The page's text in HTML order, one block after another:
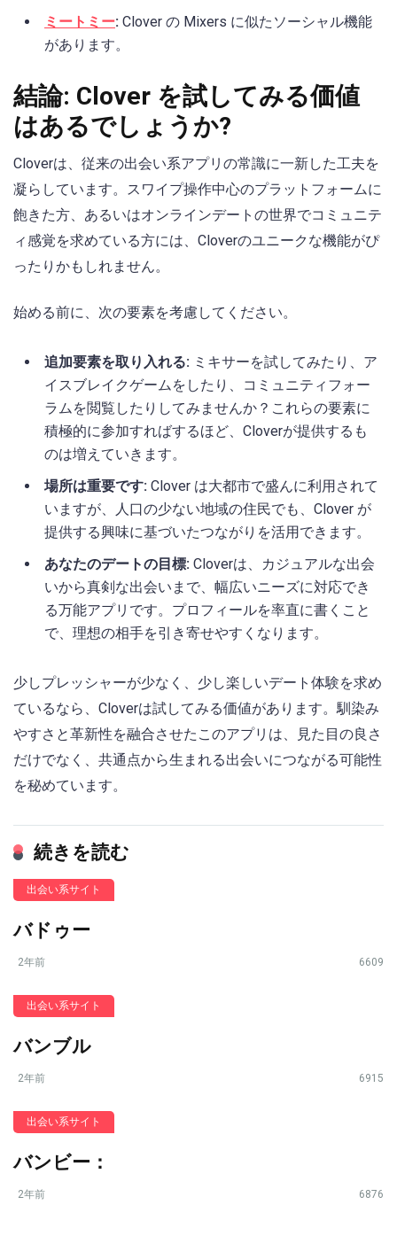
ミートミー: Clover の Mixers に似たソーシャル機能
があります。
結論: Clover を試してみる価値
はあるでしょうか?
Cloverは、従来の出会い系アプリの常識に一新した工夫を
凝らしています。スワイプ操作中心のプラットフォームに
飽きた方、あるいはオンラインデートの世界でコミュニテ
ィ感覚を求めている方には、Cloverのユニークな機能がぴ
ったりかもしれません。
始める前に、次の要素を考慮してください。
追加要素を取り入れる: ミキサーを試してみたり、ア
イスブレイクゲームをしたり、コミュニティフォー
ラムを閲覧したりしてみませんか？これらの要素に
積極的に参加すればするほど、Cloverが提供するも
のは増えていきます。
場所は重要です: Clover は大都市で盛んに利用されて
いますが、人口の少ない地域の住民でも、Clover が
提供する興味に基づいたつながりを活用できます。
あなたのデートの目標: Cloverは、カジュアルな出会
いから真剣な出会いまで、幅広いニーズに対応でき
る万能アプリです。プロフィールを率直に書くこと
で、理想の相手を引き寄せやすくなります。
少しプレッシャーが少なく、少し楽しいデート体験を求め
ているなら、Cloverは試してみる価値があります。馴染み
やすさと革新性を融合させたこのアプリは、見た目の良さ
だけでなく、共通点から生まれる出会いにつながる可能性
を秘めています。
続きを読む
出会い系サイト
バドゥー
2年前 6609
出会い系サイト
バンブル
2年前 6915
出会い系サイト
バンビー：
2年前 6876